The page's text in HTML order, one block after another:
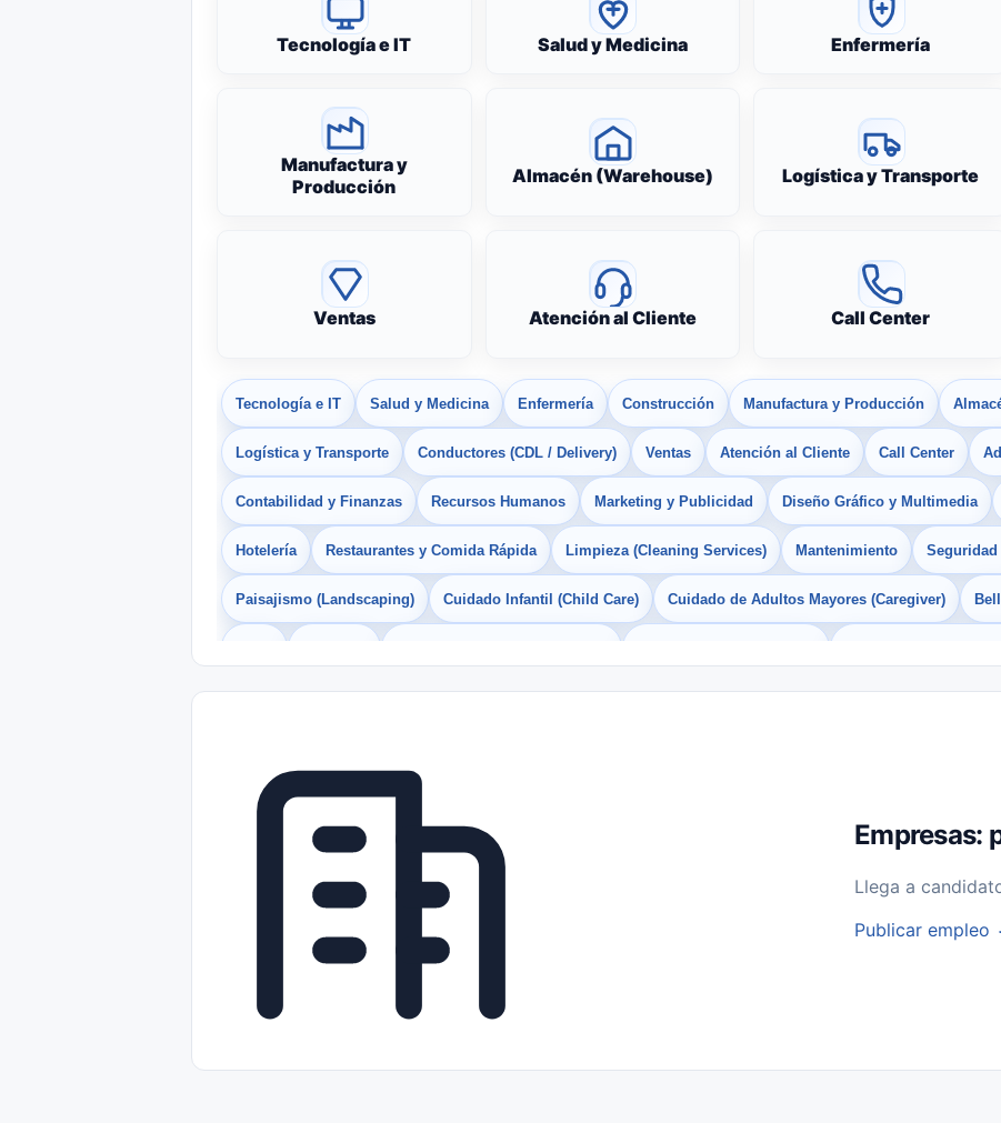
Tecnología e IT Salud y Medicina Enfermería
Manufactura y
Producción
Almacén (Warehouse) Logística y Transporte
Ventas Atención al Cliente Call Center
Tecnología e IT Salud y Medicina Enfermería Construcción Manufactura y Producción
Logística y Transporte Conductores (CDL / Delivery) Ventas Atención al Cliente Call Center
Contabilidad y Finanzas Recursos Humanos Marketing y Publicidad Diseño Gráfico y Multimedia
Hotelería Restaurantes y Comida Rápida Limpieza (Cleaning Services) Mantenimiento
Paisajismo (Landscaping) Cuidado Infantil (Child Care) Cuidado de Adultos Mayores (Caregiver)
Freelance Prácticas (Internships) Empleos para Estudiantes Empleos Bilingües (English/Spanish)
Telecomunicaciones
Empresas:
Llega a
Publicar empleo